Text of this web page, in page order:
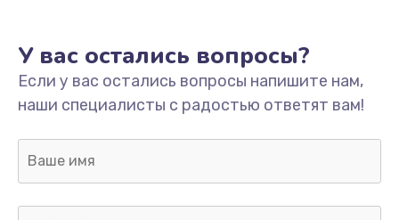
У вас остались вопросы?
Если у вас остались вопросы напишите нам,
наши специалисты с радостью ответят вам!